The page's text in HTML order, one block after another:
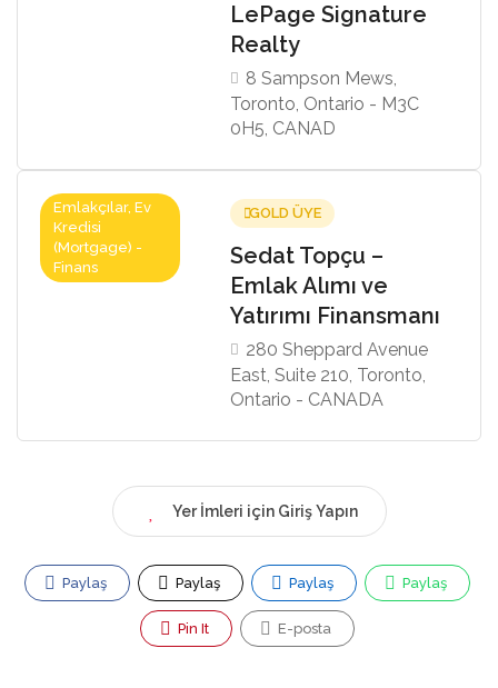
LePage Signature
Realty
8 Sampson Mews,
Toronto, Ontario - M3C
0H5, CANAD
Emlakçılar, Ev
Kredisi
(Mortgage) -
Finans
GOLD ÜYE
Sedat Topçu –
Emlak Alımı ve
Yatırımı Finansmanı
280 Sheppard Avenue
East, Suite 210, Toronto,
Ontario - CANADA
Yer İmleri için Giriş Yapın
Paylaş Paylaş Paylaş Paylaş
Pin It E-posta